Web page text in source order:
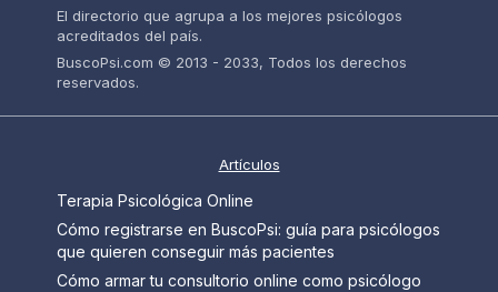
El directorio que agrupa a los mejores psicólogos
acreditados del país.
BuscoPsi.com © 2013 - 2033, Todos los derechos
reservados.
Artículos
Terapia Psicológica Online
Cómo registrarse en BuscoPsi: guía para psicólogos
que quieren conseguir más pacientes
Cómo armar tu consultorio online como psicólogo